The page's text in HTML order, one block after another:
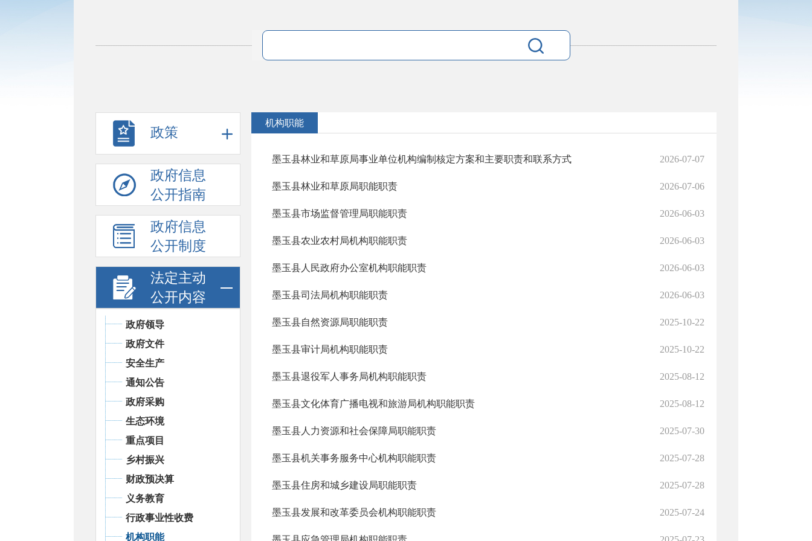
政策
政府信息
公开指南
政府信息
公开制度
法定主动
公开内容
政府领导
政府文件
安全生产
通知公告
政府采购
生态环境
重点项目
乡村振兴
财政预决算
义务教育
行政事业性收费
机构职能
机构职能
2026-07-07
墨玉县林业和草原局事业单位机构编制核定方案和主要职责和联系方式
2026-07-06
墨玉县林业和草原局职能职责
2026-06-03
墨玉县市场监督管理局职能职责
2026-06-03
墨玉县农业农村局机构职能职责
2026-06-03
墨玉县人民政府办公室机构职能职责
2026-06-03
墨玉县司法局机构职能职责
2025-10-22
墨玉县自然资源局职能职责
2025-10-22
墨玉县审计局机构职能职责
2025-08-12
墨玉县退役军人事务局机构职能职责
2025-08-12
墨玉县文化体育广播电视和旅游局机构职能职责
2025-07-30
墨玉县人力资源和社会保障局职能职责
2025-07-28
墨玉县机关事务服务中心机构职能职责
2025-07-28
墨玉县住房和城乡建设局职能职责
2025-07-24
墨玉县发展和改革委员会机构职能职责